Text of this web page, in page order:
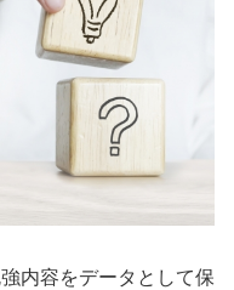
内容をデータとして保